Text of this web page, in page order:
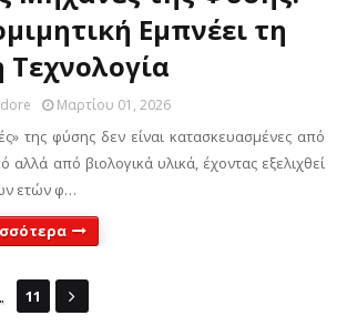
Εμπνέει τη
Μαρτίου 01, 2026
της φύσης δεν είναι κατασκευασμένες από
αλλά από βιολογικά υλικά, έχοντας εξελιχθεί
ετών φ…
11